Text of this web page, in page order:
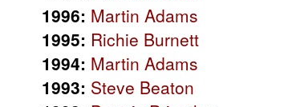
1996: Martin Adams
1995: Richie Burnett
1994: Martin Adams
1993: Steve Beaton